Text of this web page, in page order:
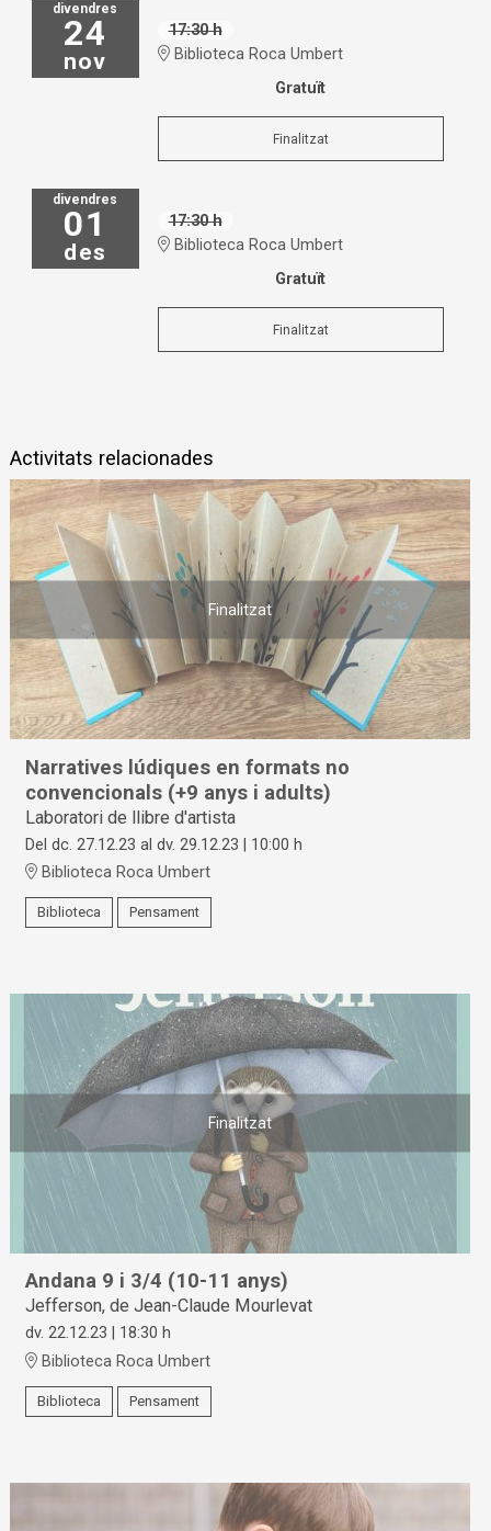
divendres
24
nov
17:30 h
Biblioteca Roca Umbert
Gratuït
Finalitzat
divendres
01
des
17:30 h
Biblioteca Roca Umbert
Gratuït
Finalitzat
Activitats relacionades
Finalitzat
Narratives lúdiques en formats no
convencionals (+9 anys i adults)
Laboratori de llibre d'artista
Del dc. 27.12.23 al dv. 29.12.23 | 10:00 h
Biblioteca Roca Umbert
Biblioteca Pensament
Finalitzat
Andana 9 i 3/4 (10-11 anys)
Jefferson, de Jean-Claude Mourlevat
dv. 22.12.23
18:30 h
Biblioteca Roca Umbert
Biblioteca Pensament